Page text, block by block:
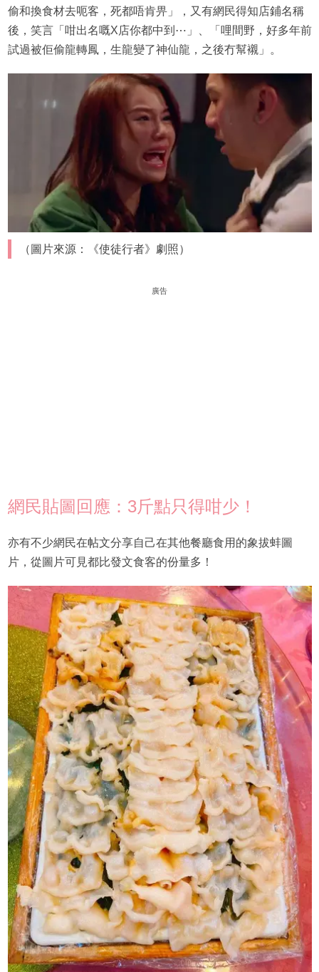
偷和換食材去呃客，死都唔肯畀」，又有網民得知店鋪名稱
後，笑言「咁出名嘅X店你都中到⋯」、「哩間野，好多年前
試過被佢偷龍轉鳳，生龍變了神仙龍，之後冇幫襯」。
（圖片來源：《使徒行者》劇照）
廣告
網民貼圖回應：3斤點只得咁少！
亦有不少網民在帖文分享自己在其他餐廳食用的象拔蚌圖
片，從圖片可見都比發文食客的份量多！